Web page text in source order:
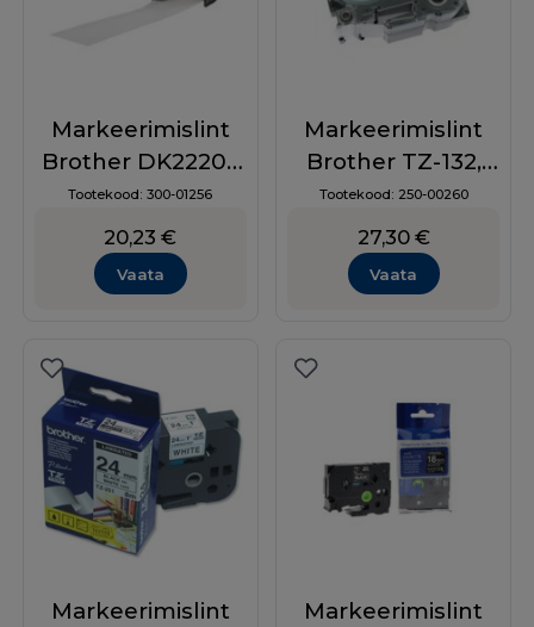
Markeerimislint
Brother DK22205
62mmX30.48m,
1rl, analoog
Tootekood: 300-01256
20,23€
Vaata
Markeerimislint
Brother TZ-132,
12mm,
punane/läbipaistv
al
Tootekood: 250-00260
27,30 €
Vaata
Markeerimislint Markeerimislint